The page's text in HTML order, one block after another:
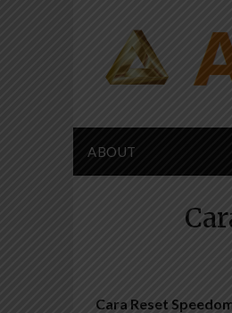
ABOUT
Cara Reset